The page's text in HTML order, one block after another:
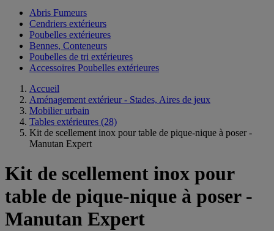
Abris Fumeurs
Cendriers extérieurs
Poubelles extérieures
Bennes, Conteneurs
Poubelles de tri extérieures
Accessoires Poubelles extérieures
Accueil
Aménagement extérieur - Stades, Aires de jeux
Mobilier urbain
Tables extérieures (28)
Kit de scellement inox pour table de pique-nique à poser -
Manutan Expert
Kit de scellement inox pour
table de pique-nique à poser -
Manutan Expert